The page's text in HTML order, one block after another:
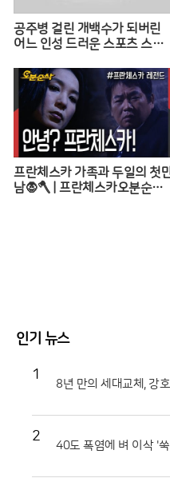
공주병 걸린 개백수가 되버린
어느 인성 드러운 스포츠 스타
화]
프란체스카 가족과 두일의 첫
남🧛🪓 | 프란체스카오분순삭
인기 뉴스
1
8년 만의 세대교체, 강
2
40도 폭염에 벼 이삭 '